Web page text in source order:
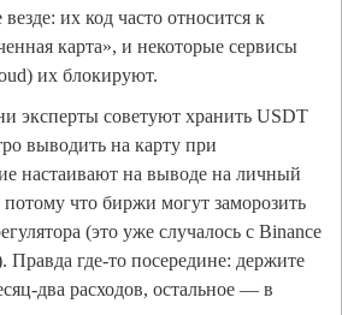
их код часто относится к
карта», и некоторые сервисы
их блокируют.
эксперты советуют хранить USDT
выводить на карту при
настаивают на выводе на личный
что биржи могут заморозить
(это уже случалось с Binance
Правда где-то посередине: держите
два расходов, остальное — в